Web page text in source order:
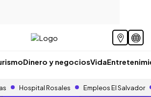
Dinero y negociosVida
Hospital Rosales Empleos El Salvador